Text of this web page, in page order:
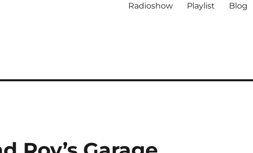
Radioshow Playlist Blog